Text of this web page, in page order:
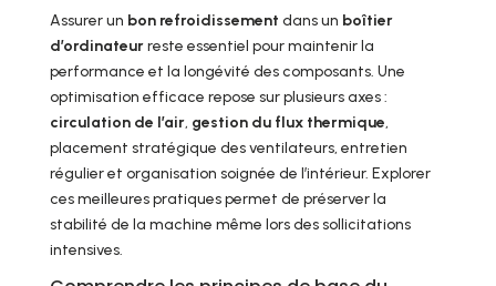
Assurer un bon refroidissement dans un boîtier
d’ordinateurreste essentiel pour maintenir la
performance et la longévité des composants. Une
optimisation efficace repose sur plusieurs axes :
circulation de l’air, gestion du flux thermique,
placement stratégique des ventilateurs, entretien
régulier et organisation soignée de l’intérieur. Explorer
ces meilleures pratiques permet de préserver la
stabilité de la machine même lors des sollicitations
intensives.